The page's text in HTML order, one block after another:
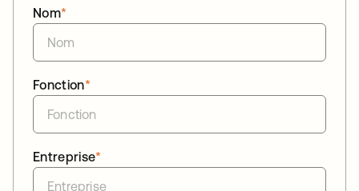
*
Nom
*
Fonction
*
Entreprise